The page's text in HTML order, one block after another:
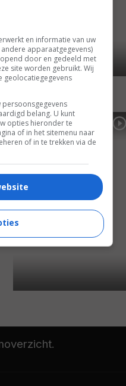
5,4
Tommy Boy (1995)
en informatie van uw
apparaatgegevens)
door en gedeeld met
site worden gebruikt. Wij
geolocatiegegevens
persoonsgegevens
belang. U kunt
opties hieronder te
of in het sitemenu naar
of in te trekken via de